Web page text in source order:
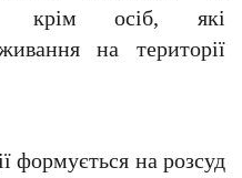
крім осіб, які
на території
формується на розсуд